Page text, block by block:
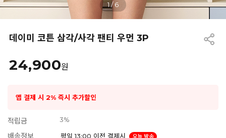
1 /6
데이미 코튼 삼각/사각 팬티 우먼 3P
24,900원
앱 결제 시 2% 즉시 추가할인
적립금 3%
배송정보 평일 13:00 이전 결제시
오늘 발송